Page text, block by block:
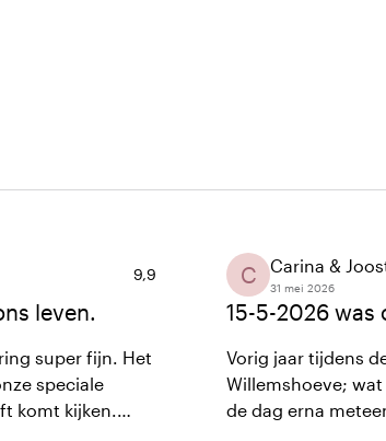
leven.
Gemiddelde beoordeling van 9,9
9,9
super fijn. Het
speciale
komt kijken.
15-5-2026
C Carina &
31 mei 2026
Vorig jaar tijdens
Willemshoeve;
de dag erna